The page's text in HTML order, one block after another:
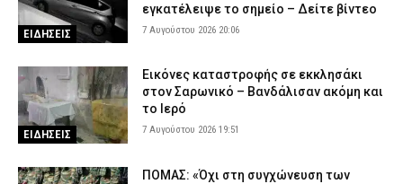
ΕΙΔΗΣΕΙΣ
εγκατέλειψε το σημείο – Δείτε βίντεο
7 Αυγούστου 2026 20:06
ΕΙΔΗΣΕΙΣ
Εικόνες καταστροφής σε εκκλησάκι
στον Σαρωνικό – Βανδάλισαν ακόμη και
το Ιερό
7 Αυγούστου 2026 19:51
ΠΟΜΑΣ: «Όχι στη συγχώνευση των